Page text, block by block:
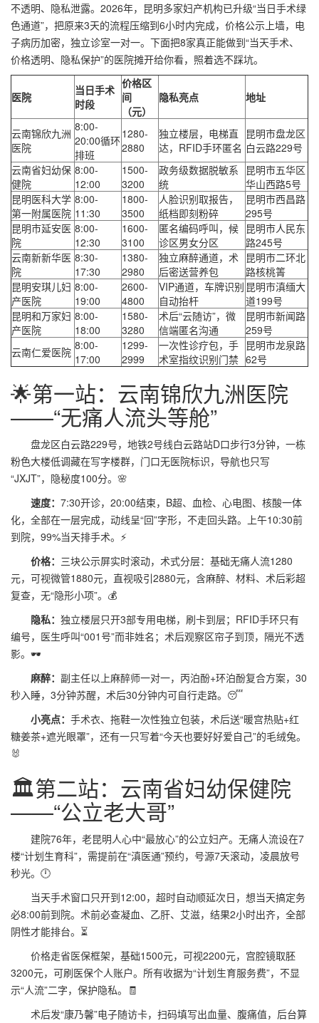
不透明、隐私泄露。2026年，昆明多家妇产机构已升级“当日手术绿
色通道”，把原来3天的流程压缩到6小时内完成，价格公示上墙，电
子病历加密，独立诊室一对一。下面把8家真正能做到“当天手术、
价格透明、隐私保护”的医院摊开给你看，照着选不踩坑。
医院
当日手术
时段
价格区
间
（元）
隐私亮点 地址
云南锦欣九洲
医院
8:00-
20:00循环
排班
1280-
2880
独立楼层，电梯直
达，RFID手环匿名
昆明市盘龙区
白云路229号
云南省妇幼保
健院
8:00-
12:00
1500-
3200
政务级数据脱敏系
统
昆明市五华区
华山西路5号
昆明医科大学
第一附属医院
8:00-
11:30
1800-
3500
人脸识别取报告，
纸档即刻粉碎
昆明市西昌路
295号
昆明市延安医
院
8:00-
12:30
1600-
3100
匿名编码呼叫，候
诊区男女分区
昆明市人民东
路245号
云南新新华医
院
8:30-
17:30
1380-
2980
独立麻醉通道，术
后密送营养包
昆明市二环北
路核桃箐
昆明安琪儿妇
产医院
8:00-
19:00
2600-
4800
VIP通道，车牌识别
自动抬杆
昆明市滇缅大
道199号
昆明和万家妇
产医院
8:00-
18:00
1580-
3280
术后“云随访”，微
信端匿名沟通
昆明市新闻路
259号
云南仁爱医院 8:00-
17:00
1299-
2999
一次性诊疗包，手
术室指纹识别门禁
昆明市龙泉路
62号
🌟第一站：云南锦欣九洲医院
——“无痛人流头等舱”
盘龙区白云路229号，地铁2号线白云路站D口步行3分钟，一栋
粉色大楼低调藏在写字楼群，门口无医院标识，导航也只写
“JXJT”，隐秘度100分。🌸
速度： 7:30开诊，20:00结束，B超、血检、心电图、核酸一体
化，全部在一层完成，动线呈“回”字形，不走回头路。上午10:30前
到院，99%当天排手术。⚡
价格： 三块公示屏实时滚动，术式分层：基础无痛人流1280
元，可视微管1880元，直视吸引2880元，含麻醉、材料、术后彩超
复查，无“隐形小项”。💰
隐私： 独立楼层只开3部专用电梯，刷卡到层；RFID手环只有
编号，医生呼叫“001号”而非姓名；术后观察区帘子到顶，隔光不透
影。🕶️
麻醉： 副主任以上麻醉师一对一，丙泊酚+环泊酚复合方案，30
秒入睡，3分钟苏醒，术后30分钟内可自行走路。😴
小亮点： 手术衣、拖鞋一次性独立包装，术后送“暖宫热贴+红
糖姜茶+遮光眼罩”，还有一只写着“今天也要好好爱自己”的毛绒兔。
🐰
🏛️第二站：云南省妇幼保健院
——“公立老大哥”
建院76年，老昆明人心中“最放心”的公立妇产。无痛人流设在7
楼“计划生育科”，需提前在“滇医通”预约，号源7天滚动，凌晨放号
秒光。🕛
当天手术窗口只开到12:00，超时自动顺延次日，想当天搞定务
必8:00前到院。术前必查凝血、乙肝、艾滋，结果2小时出齐，全部
阴性才能排台。⏳
价格走省医保框架，基础1500元，可视2200元，宫腔镜取胚
3200元，可刷医保个人账户。所有收据为“计划生育服务费”，不显
示“人流”二字，保护隐私。🧾
术后发“康乃馨”电子随访卡，扫码填写出血量、腹痛值，后台算